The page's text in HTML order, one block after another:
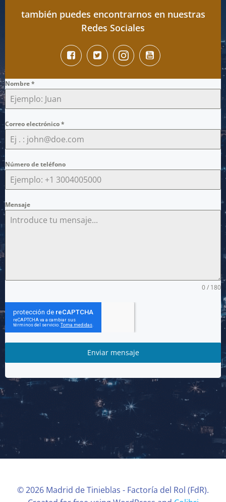
también puedes encontrarnos en nuestras
Redes Sociales
Nombre*
Correo electrónico*
Número de teléfono
Mensaje
0 / 180
Enviar mensaje
© 2026 Madrid de Tinieblas - Factoría del Rol (FdR).